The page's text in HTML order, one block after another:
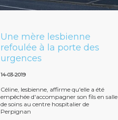
Une mère lesbienne
refoulée à la porte des
urgences
14-03-2019
Céline, lesbienne, affirme qu'elle a été
empêchée d'accompagner son fils en salle
de soins au centre hospitalier de
Perpignan